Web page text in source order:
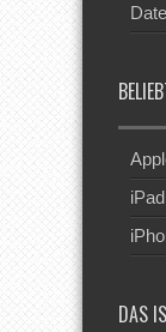
iPad
DAS